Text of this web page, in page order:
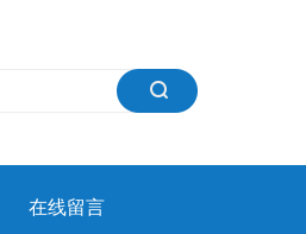
在线留言